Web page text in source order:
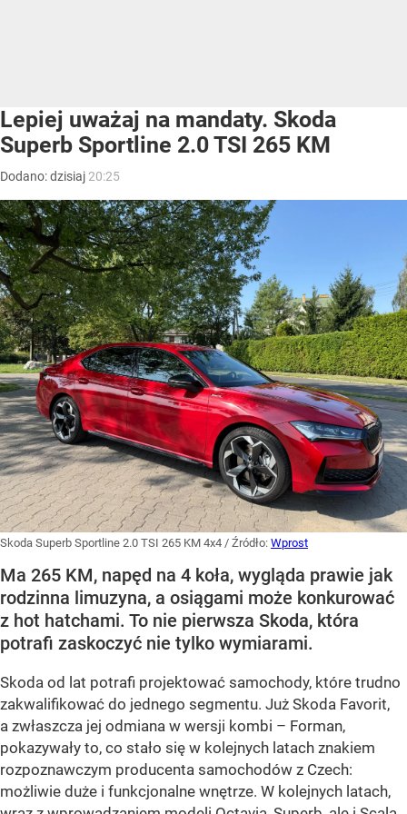
Lepiej uważaj na mandaty. Skoda
Superb Sportline 2.0 TSI 265 KM
Dodano:dzisiaj 20:25
Skoda Superb Sportline 2.0 TSI 265 KM 4x4 / Źródło: Wprost
Ma 265 KM, napęd na 4 koła, wygląda prawie jak
rodzinna limuzyna, a osiągami może konkurować
z hot hatchami. To nie pierwsza Skoda, która
potrafi zaskoczyć nie tylko wymiarami.
Skoda od lat potrafi projektować samochody, które trudno
zakwalifikować do jednego segmentu. Już Skoda Favorit,
a zwłaszcza jej odmiana w wersji kombi – Forman,
pokazywały to, co stało się w kolejnych latach znakiem
rozpoznawczym producenta samochodów z Czech:
możliwie duże i funkcjonalne wnętrze. W kolejnych latach,